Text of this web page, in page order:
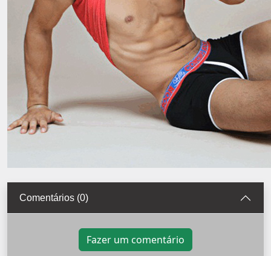
Comentários (0)
Fazer um comentário